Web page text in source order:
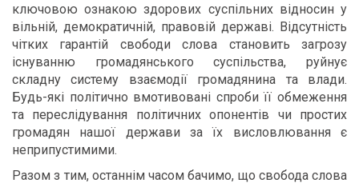
ключовою ознакою здорових суспільних відносин у
вільній, демократичній, правовій державі. Відсутність
чітких гарантій свободи слова становить загрозу
існуванню громадянського суспільства, руйнує
складну систему взаємодії громадянина та влади.
Будь-які політично вмотивовані спроби її обмеження
та переслідування політичних опонентів чи простих
громадян нашої держави за їх висловлювання є
неприпустимими.
Разом з тим, останнім часом бачимо, що свобода слова